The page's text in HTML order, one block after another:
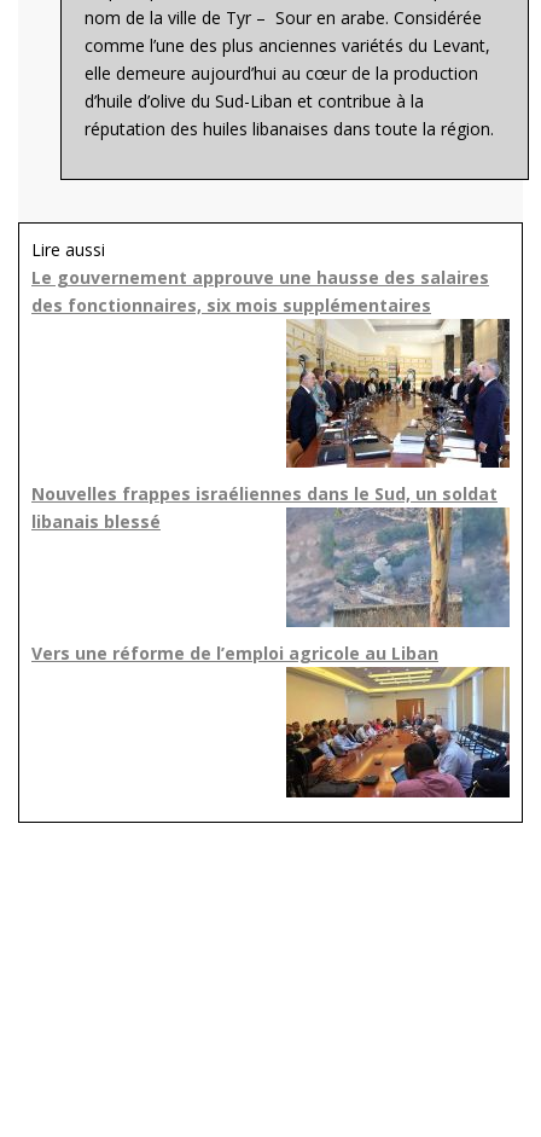
nom de la ville de Tyr – Sour en arabe. Considérée
comme l’une des plus anciennes variétés du Levant,
elle demeure aujourd’hui au cœur de la production
d’huile d’olive du Sud-Liban et contribue à la
réputation des huiles libanaises dans toute la région.
Lire aussi
Le gouvernement approuve une hausse des salaires
des fonctionnaires, six mois supplémentaires
Nouvelles frappes israéliennes dans le Sud, un soldat
libanais blessé
Vers une réforme de l’emploi agricole au Liban